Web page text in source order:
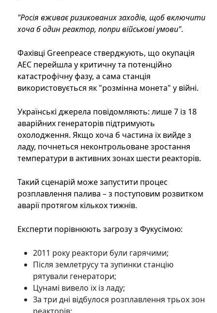
"Росія вживає ризикованих заходів, щоб включити
хоча б один реактор, попри військові умови".
Фахівці Greenpeace стверджують, що окупація
АЕС перейшла у критичну та потенційно
катастрофічну фазу, а сама станція
використовується як "розмінна монета" у війні.
Українські джерела повідомляють: лише 7 із 18
аварійних генераторів підтримують
охолодження. Якщо хоча б частина їх вийде з
ладу, почнеться неконтрольоване зростання
температури в активних зонах шести реакторів.
Такий сценарій може запустити процес
розплавлення палива – з поступовим розвитком
аварії протягом кількох тижнів.
Експерти порівнюють загрозу з Фукусімою:
2011 року реактори були гарячими;
Після землетрусу та зупинки станцію
рятували генератори;
Цунамі вивело їх із ладу;
За три дні відбулося розплавлення трьох зон